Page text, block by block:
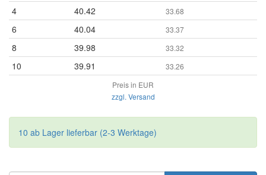
4 40.42 33.68
6 40.04 33.37
8 39.98 33.32
10 39.91
33.26
Preis in EUR
zzgl. Versand
10 ab Lager lieferbar (2-3 Werktage)